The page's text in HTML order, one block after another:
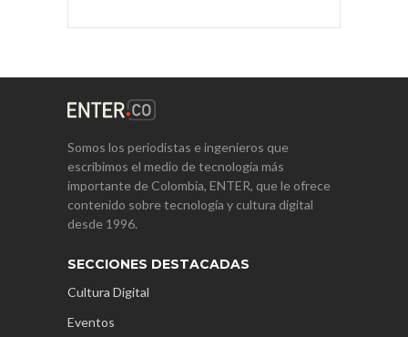
Somos los periodistas e ingenieros que
escribimos el medio de tecnología más
importante de Colombia, ENTER, que le ofrece
contenido sobre tecnología y cultura digital
desde 1996.
SECCIONES DESTACADAS
Cultura Digital
Eventos